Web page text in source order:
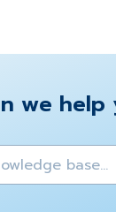
we help